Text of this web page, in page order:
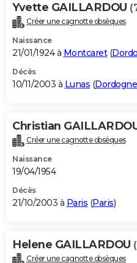
Yvette GAILLARDOU
Créer une cagnotte obsèques
Naissance
21/01/1924 à Montcaret(
Décès
10/11/2003 à Lunas (Dordogne
Christian
Créer une cagnotte obsèques
Naissance
19/04/1954
Décès
21/10/2003 à Paris (Paris)
Helene GAILLARDOU
Créer une cagnotte obsèques